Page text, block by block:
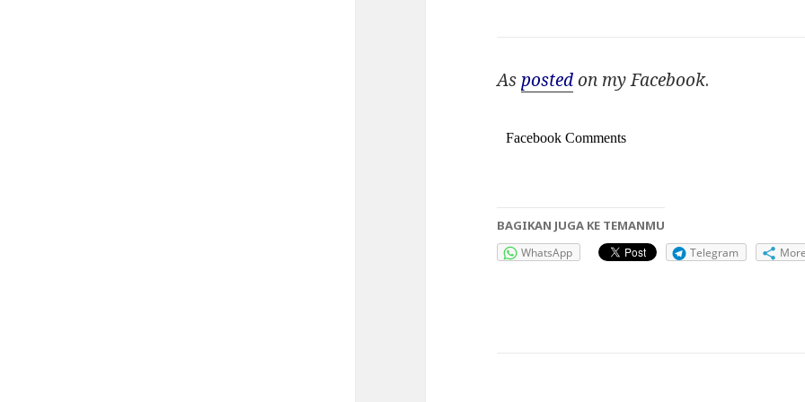
As posted on my Facebook.
Facebook Comments
BAGIKAN JUGA KE TEMANMU
WhatsApp Telegram